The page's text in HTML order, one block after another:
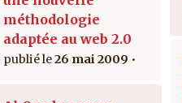
méthodologie
adaptée au web 2.0
26 mai 2009